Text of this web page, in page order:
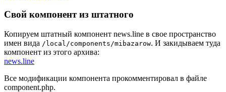
Свой компонент из штатного
Копируем штатный компонент news.line в свое пространство
имен вида /local/components/mibazarow. И закидываем туда
компонент из этого архива:
news.line
Все модификации компонента прокомментировал в файле
component.php.